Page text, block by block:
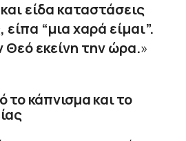
είδα καταστάσεις
“μια χαρά είμαι”.
Θεό εκείνη την ώρα.»
το κάπνισμα και το